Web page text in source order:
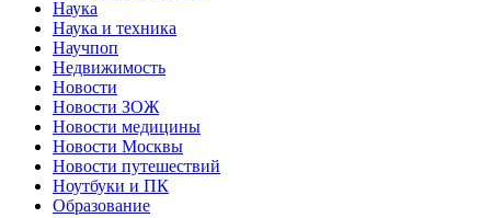
Наука
Наука и техника
Научпоп
Недвижимость
Новости
Новости ЗОЖ
Новости медицины
Новости Москвы
Новости путешествий
Ноутбуки и ПК
Образование